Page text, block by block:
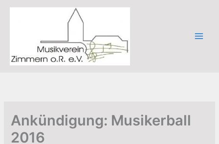
Zum
Ankündigung: Musikerball
2016